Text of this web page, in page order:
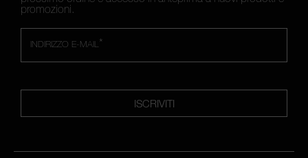
promozioni.
*
INDIRIZZO E-MAIL
ISCRIVITI